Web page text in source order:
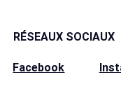
RÉSEAUX SOCIAUX
Facebook